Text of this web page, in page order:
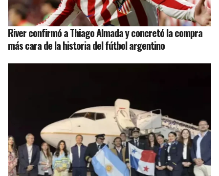
River confirmó a Thiago Almada y concretó la compra
más cara de la historia del fútbol argentino